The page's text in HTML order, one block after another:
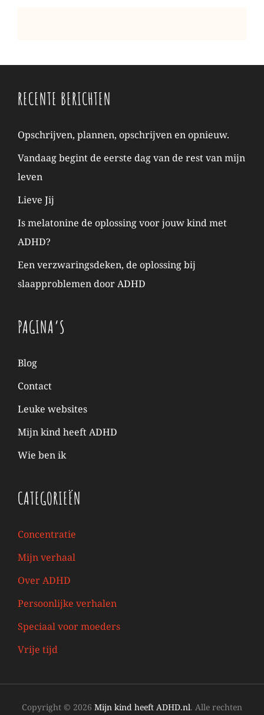
RECENTE BERICHTEN
Opschrijven, plannen, opschrijven en opnieuw.
Vandaag begint de eerste dag van de rest van mijn
leven
Lieve Jij
Is melatonine de oplossing voor jouw kind met
ADHD?
Een verzwaringsdeken, de oplossing bij
slaapproblemen door ADHD
PAGINA’S
Blog
Contact
Leuke websites
Mijn kind heeft ADHD
Wie ben ik
CATEGORIEËN
Concentratie
Mijn verhaal
Over ADHD
Persoonlijke verhalen
Speciaal voor moeders
Vrije tijd
Copyright © 2026 Mijn kind heeft ADHD.nl. Alle rechten